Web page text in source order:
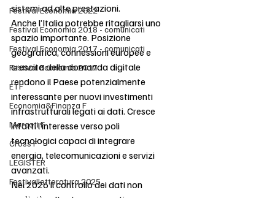
Festival Economia 2022
Festival Economia 2018 - comunicati
Festival Economia 2017 - comunicati
Festival Economia 2017
ETF
Economia&Finanza F
Mercati F
Cross F
LEGISTER
Festivalletteratura 2025
sistemi ad alte prestazioni.
Anche l’Italia potrebbe ritagliarsi uno
spazio importante. Posizione
geografica, connessioni europee e
crescita della domanda digitale
rendono il Paese potenzialmente
interessante per nuovi investimenti
infrastrutturali legati ai dati. Cresce
infatti l’interesse verso poli
tecnologici capaci di integrare
energia, telecomunicazioni e servizi
avanzati.
Nel 2026 il controllo dei dati non